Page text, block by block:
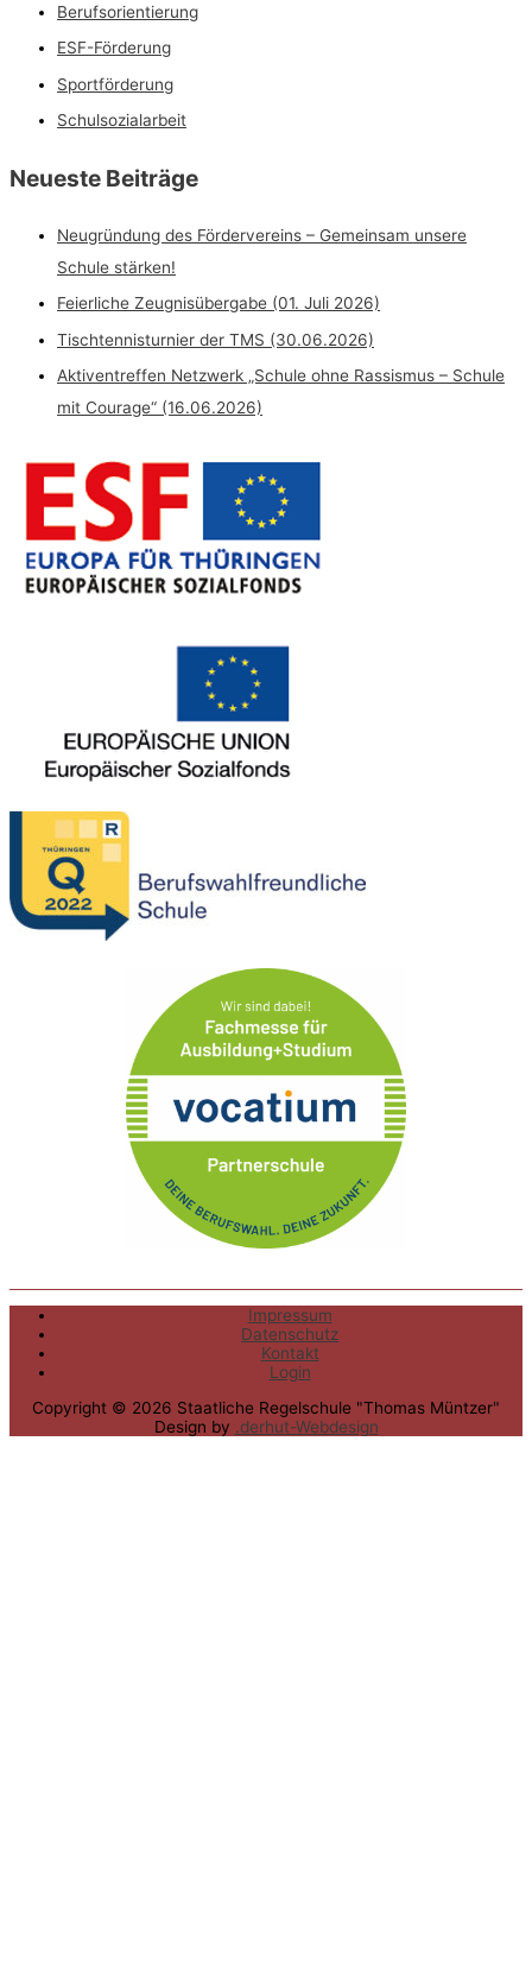
Berufsorientierung
ESF-Förderung
Sportförderung
Schulsozialarbeit
Neueste Beiträge
Neugründung des Fördervereins – Gemeinsam unsere
Schule stärken!
Feierliche Zeugnisübergabe (01. Juli 2026)
Tischtennisturnier der TMS (30.06.2026)
Aktiventreffen Netzwerk „Schule ohne Rassismus – Schule
mit Courage“ (16.06.2026)
Impressum
Datenschutz
Kontakt
Login
Copyright © 2026 Staatliche Regelschule "Thomas Müntzer"
Design by .derhut-Webdesign